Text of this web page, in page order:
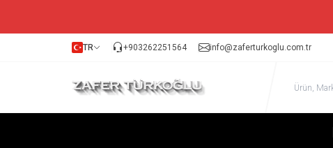
TR +903262251564 info@zaferturkoglu.com.tr